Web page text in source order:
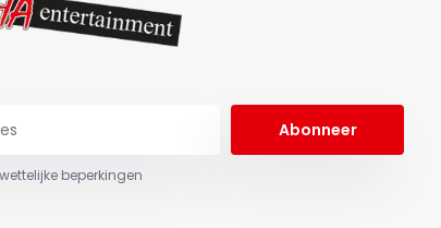
Abonneer
beperkingen